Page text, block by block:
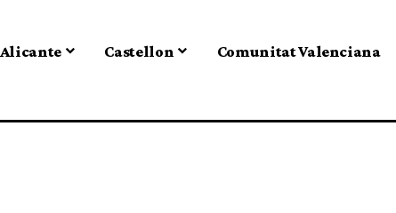
Alicante Castellon Comunitat Valenciana